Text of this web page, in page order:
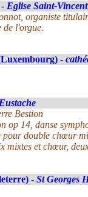
Eglise Saint-Vincent
organiste
de l'orgue.
-
Bestion
op 14, danse
double chœur
et chœur,
- St Georges